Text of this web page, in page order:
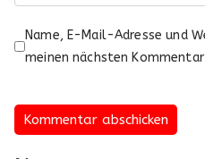
Name, E-Mail-Adresse und
meinen nächsten Kommentar